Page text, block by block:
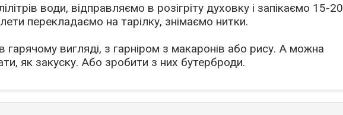
води, відправляємо в розігріту духовку і запікаємо 15-20
перекладаємо на тарілку, знімаємо нитки.
гарячому вигляді, з гарніром з макаронів або рису. А можна
як закуску. Або зробити з них бутерброди.